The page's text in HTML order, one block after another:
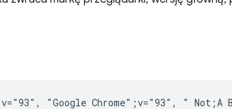
"Google Chrome";v="93", " Not;A